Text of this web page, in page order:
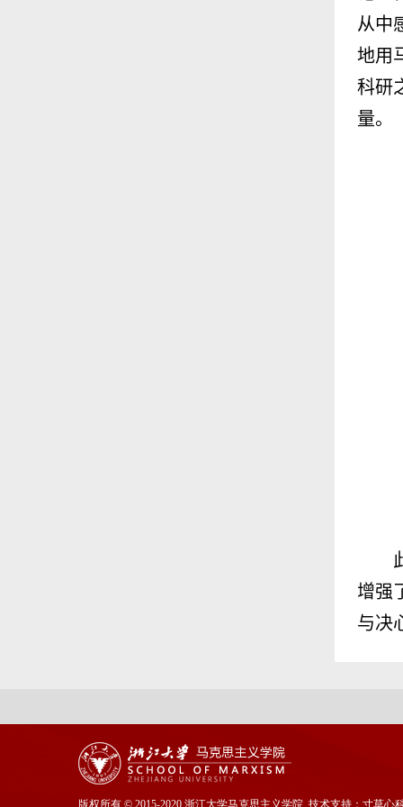
从中
地用
科研
量。
增强
与决
版权所有 © 2015-2020 浙江大学马克思主义学院 技术支持： 寸草心